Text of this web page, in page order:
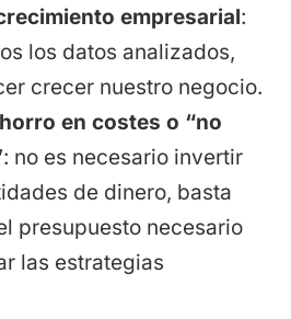
empresarial:
los datos analizados,
crecer nuestro negocio.
en costes o “no
: no es necesario invertir
de dinero, basta
presupuesto necesario
las estrategias